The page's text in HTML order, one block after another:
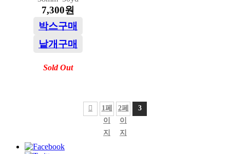
7,300원
박스구매
낱개구매
Sold Out
1페
이
지
2페
이
지
3